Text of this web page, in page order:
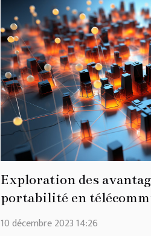
Exploration des
portabilité en
10 décembre 2023 14:26